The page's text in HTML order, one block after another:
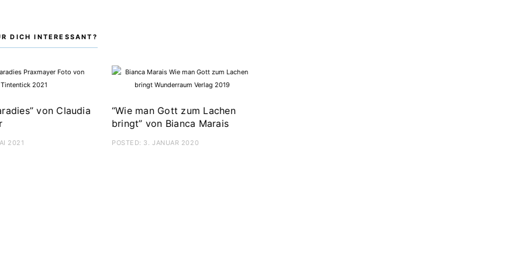
DICH INTERESSANT?
„Weihnachten: Festlich
geniessen“ von Donna Hay
1. DEZEMBER 2019